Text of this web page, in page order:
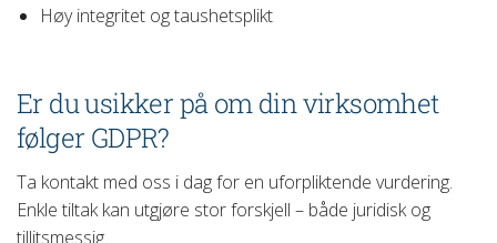
Høy integritet og taushetsplikt
Er du usikker på om din virksomhet
følger GDPR?
Ta kontakt med oss i dag for en uforpliktende vurdering.
Enkle tiltak kan utgjøre stor forskjell – både juridisk og
tillitsmessig.